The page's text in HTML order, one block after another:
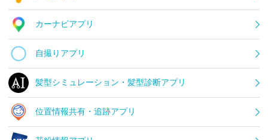
カーナビアプリ
自撮りアプリ
髪型シミュレーション・髪型診断アプリ
位置情報共有・追跡アプリ